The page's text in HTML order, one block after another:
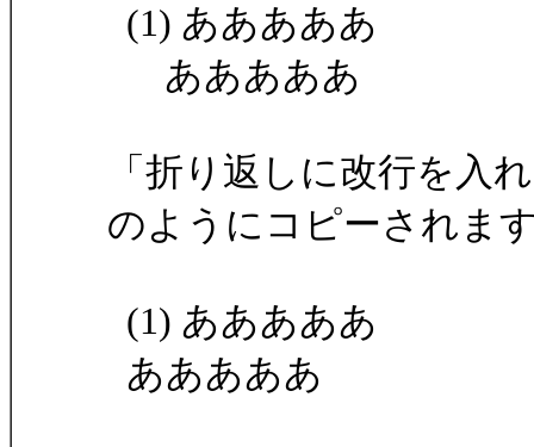
(1) あああああ
あああああ
「折り返しに改行を入
のようにコピーされま
(1) あああああ
あああああ